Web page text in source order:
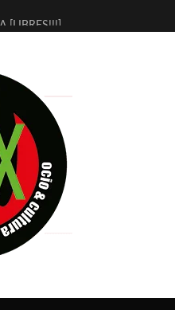
[LIBRES!!!]
CLAUDIO TOLCACHIR
DEL TOMATAZO
3.0] EN EXVITA
[RELATIVA SENCILLEZ]
A SERRAT